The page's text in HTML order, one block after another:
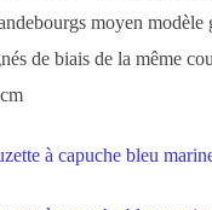
moyen modèle
de biais de la même